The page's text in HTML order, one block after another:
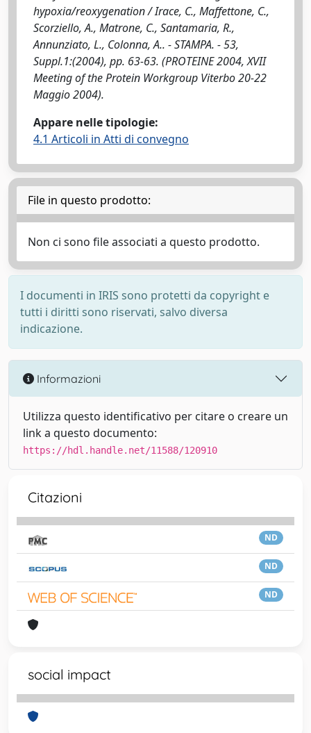
hypoxia/reoxygenation / Irace, C., Maffettone, C.,
Scorziello, A., Matrone, C., Santamaria, R.,
Annunziato, L., Colonna, A.. - STAMPA. - 53,
Suppl.1:(2004), pp. 63-63. (PROTEINE 2004, XVII
Meeting of the Protein Workgroup Viterbo 20-22
Maggio 2004).
Appare nelle tipologie:
4.1 Articoli in Atti di convegno
File in questo prodotto:
Non ci sono file associati a questo prodotto.
I documenti in IRIS sono protetti da copyright e
tutti i diritti sono riservati, salvo diversa
indicazione.
Informazioni
Utilizza questo identificativo per citare o creare un
link a questo documento:
https://hdl.handle.net/11588/120910
Citazioni
ND
ND
ND
social impact